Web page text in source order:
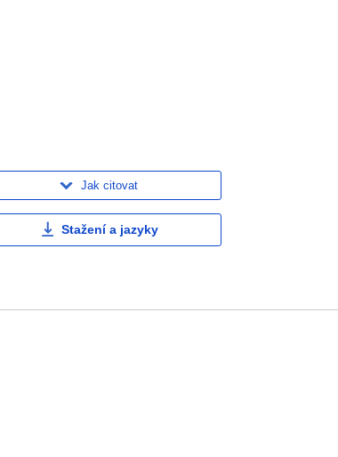
Jak citovat
Stažení a jazyky